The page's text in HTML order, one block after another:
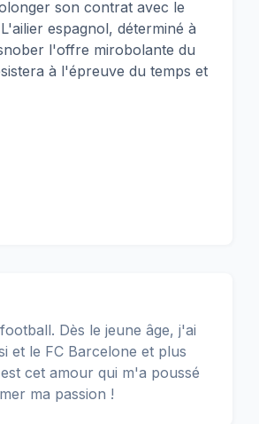
son contrat avec le
espagnol, déterminé à
l'offre mirobolante du
à l'épreuve du temps et
Dès le jeune âge, j'ai
et le FC Barcelone et plus
cet amour qui m'a poussé
ma passion !